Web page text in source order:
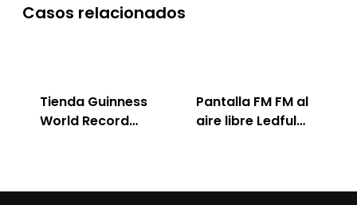
Casos relacionados
Tienda Guinness
World Record
Pantalla FM FM al
aire libre Ledful